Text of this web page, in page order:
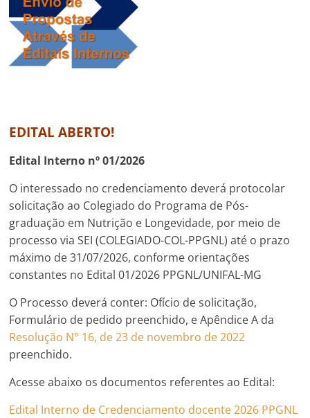
EDITAL ABERTO!
Edital Interno nº 01/2026
O interessado no credenciamento deverá protocolar
solicitação ao Colegiado do Programa de Pós-
graduação em Nutrição e Longevidade, por meio de
processo via SEI (COLEGIADO-COL-PPGNL) até o prazo
máximo de 31/07/2026, conforme orientações
constantes no Edital 01/2026 PPGNL/UNIFAL-MG
O Processo deverá conter: Ofício de solicitação,
Formulário de pedido preenchido, e Apêndice A da
Resolução N° 16, de 23 de novembro de 2022
preenchido.
Acesse abaixo os documentos referentes ao Edital:
Edital Interno de Credenciamento docente 2026 PPGNL